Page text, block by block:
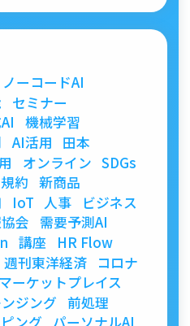
ノーコードAI
セミナー
機械学習
AI活用
田本
オンライン SDGs
約 新商品
IoT 人事
ビジネス
会
需要予測AI
講座
HR Flow
週刊東洋経済
コロナ
マーケットプレイス
ジング 前処理